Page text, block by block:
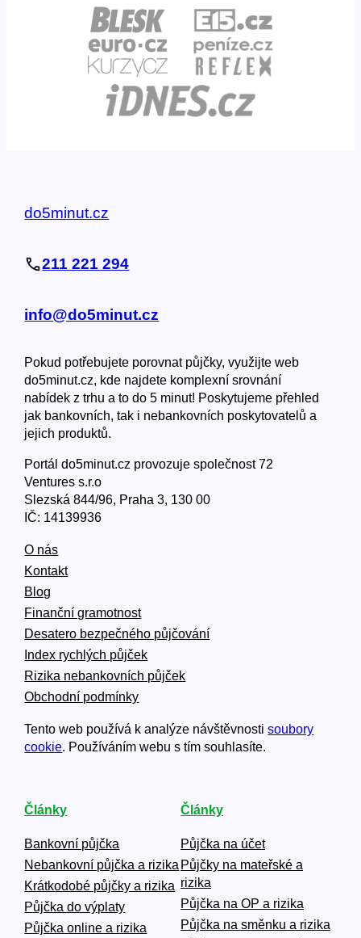
do5minut.cz
211 221 294
info@do5minut.cz
Pokud potřebujete porovnat půjčky, využijte web
do5minut.cz, kde najdete komplexní srovnání
nabídek z trhu a to do 5 minut! Poskytujeme přehled
jak bankovních, tak i nebankovních poskytovatelů a
jejich produktů.
Portál do5minut.cz provozuje společnost 72
Ventures s.r.o
Slezská 844/96, Praha 3, 130 00
IČ: 14139936
O nás
Kontakt
Blog
Finanční gramotnost
Desatero bezpečného půjčování
Index rychlých půjček
Rizika nebankovních půjček
Obchodní podmínky
Tento web používá k analýze návštěvnostisoubory
cookie. Používáním webu s tím souhlasíte.
Články
Bankovní půjčka
Nebankovní půjčka a rizika
Krátkodobé půjčky a rizika
Půjčka do výplaty
Půjčka online a rizika
Články
Půjčka na účet
Půjčky na mateřské a
rizika
Půjčka na OP a rizika
Půjčka na směnku a rizika